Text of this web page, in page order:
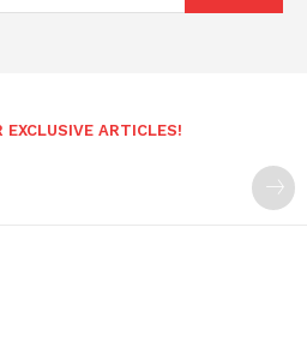
EXCLUSIVE ARTICLES!